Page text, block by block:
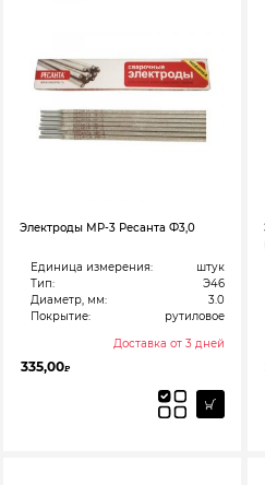
Электроды МР-3 Ресанта Ф3,0
Единица измерения:
штук
Тип:
Э46
Диаметр, мм:
3.0
Покрытие:
рутиловое
Доставка от 3 дней
335,00₽